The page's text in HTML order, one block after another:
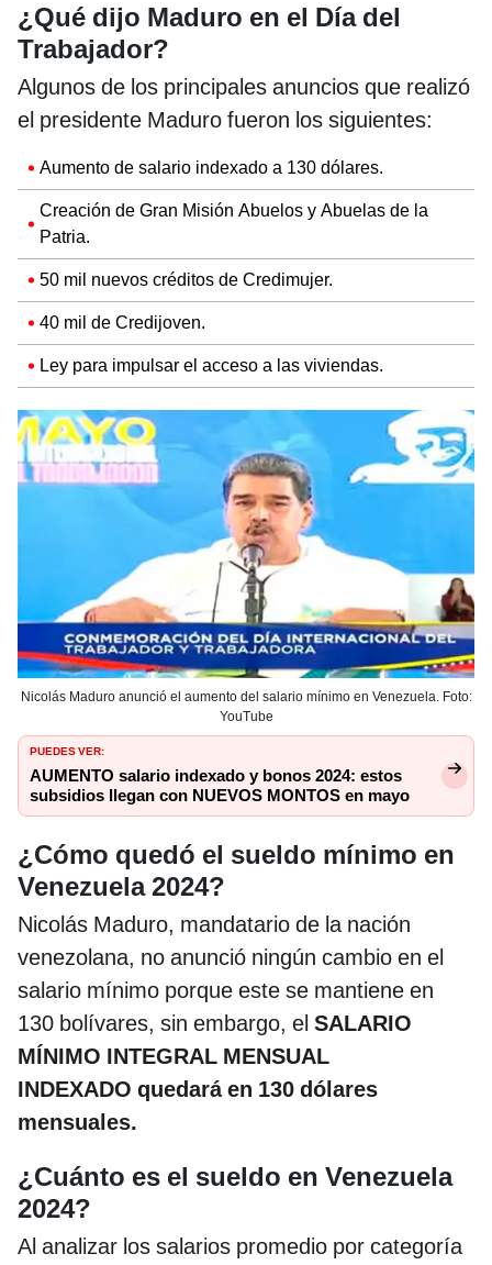
¿Qué dijo Maduro en el Día del
Trabajador?
Algunos de los principales anuncios que realizó
el presidente Maduro fueron los siguientes:
Aumento de salario indexado a 130 dólares.
Creación de Gran Misión Abuelos y Abuelas de la
Patria.
50 mil nuevos créditos de Credimujer.
40 mil de Credijoven.
Ley para impulsar el acceso a las viviendas.
Nicolás Maduro anunció el aumento del salario mínimo en Venezuela. Foto:
YouTube
PUEDES VER:
AUMENTO salario indexado y bonos 2024: estos
subsidios llegan con NUEVOS MONTOS en mayo
¿Cómo quedó el sueldo mínimo en
Venezuela 2024?
Nicolás Maduro, mandatario de la nación
venezolana, no anunció ningún cambio en el
salario mínimo porque este se mantiene en
130 bolívares, sin embargo, el SALARIO
MÍNIMO INTEGRAL MENSUAL
INDEXADO quedará en 130 dólares
mensuales.
¿Cuánto es el sueldo en Venezuela
2024?
Al analizar los salarios promedio por categoría